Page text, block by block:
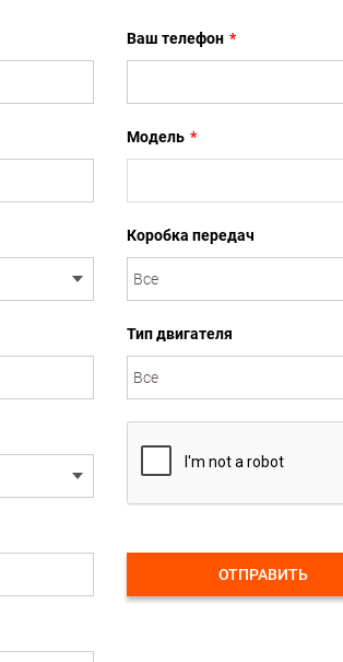
Ваш телефон *
Модель *
Коробка передач
Тип двигателя
ОТПРАВИТЬ